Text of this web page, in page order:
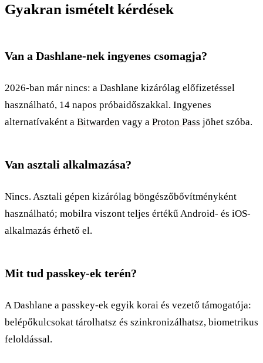
Gyakran ismételt kérdések
Van a Dashlane-nek ingyenes csomagja?
2026-ban már nincs: a Dashlane kizárólag előfizetéssel
használható, 14 napos próbaidőszakkal. Ingyenes
alternatívaként a Bitwarden vagy a Proton Pass jöhet szóba.
Van asztali alkalmazása?
Nincs. Asztali gépen kizárólag böngészőbővítményként
használható; mobilra viszont teljes értékű Android- és iOS-
alkalmazás érhető el.
Mit tud passkey-ek terén?
A Dashlane a passkey-ek egyik korai és vezető támogatója:
belépőkulcsokat tárolhatsz és szinkronizálhatsz, biometrikus
feloldással.